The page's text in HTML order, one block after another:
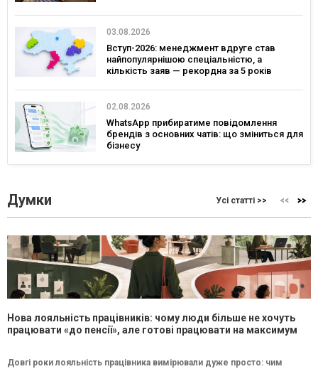
03.08.2026
Вступ-2026: менеджмент вдруге став
найпопулярнішою спеціальністю, а
кількість заяв — рекордна за 5 років
02.08.2026
WhatsApp прибиратиме повідомлення
брендів з основних чатів: що зміниться для
бізнесу
Думки Усі статті >>
Нова лояльність працівників: чому люди більше не хочуть
працювати «до пенсії», але готові працювати на максимум
Довгі роки лояльність працівника вимірювали дуже просто: чим